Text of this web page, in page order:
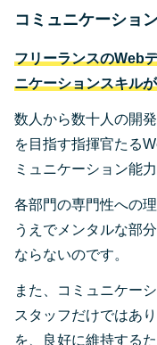
コミュニケーショ
フリーランスのWeb
ニケーションスキル
数人から数十人の開
を目指す指揮官たる
ミュニケーション能
各部門の専門性への
うえでメンタルな部
ならないのです。
また、コミュニケー
スタッフだけではあ
を、良好に維持する